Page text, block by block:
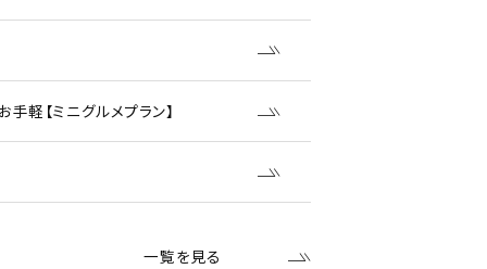
ミニグルメプラン】
一覧を見る